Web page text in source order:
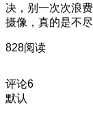
决，别一次次浪
摄像，真的是不尽
828阅读
评论6
默认